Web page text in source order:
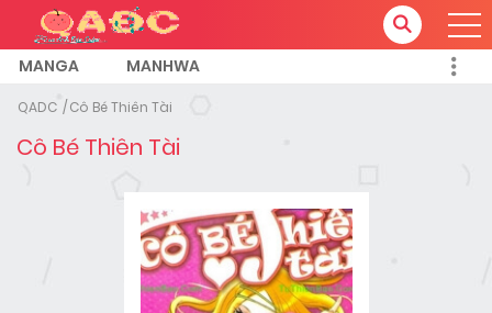
MANGA MANHWA
QADC Cô Bé Thiên Tài
Cô Bé Thiên Tài